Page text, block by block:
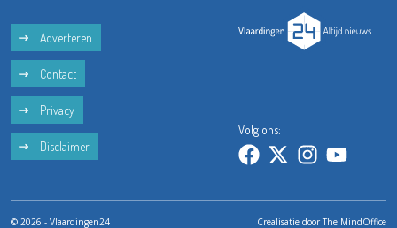
Adverteren
Contact
Privacy
Disclaimer
Volg ons:
© 2026 - Vlaardingen24 Crealisatie doorThe MindOffice